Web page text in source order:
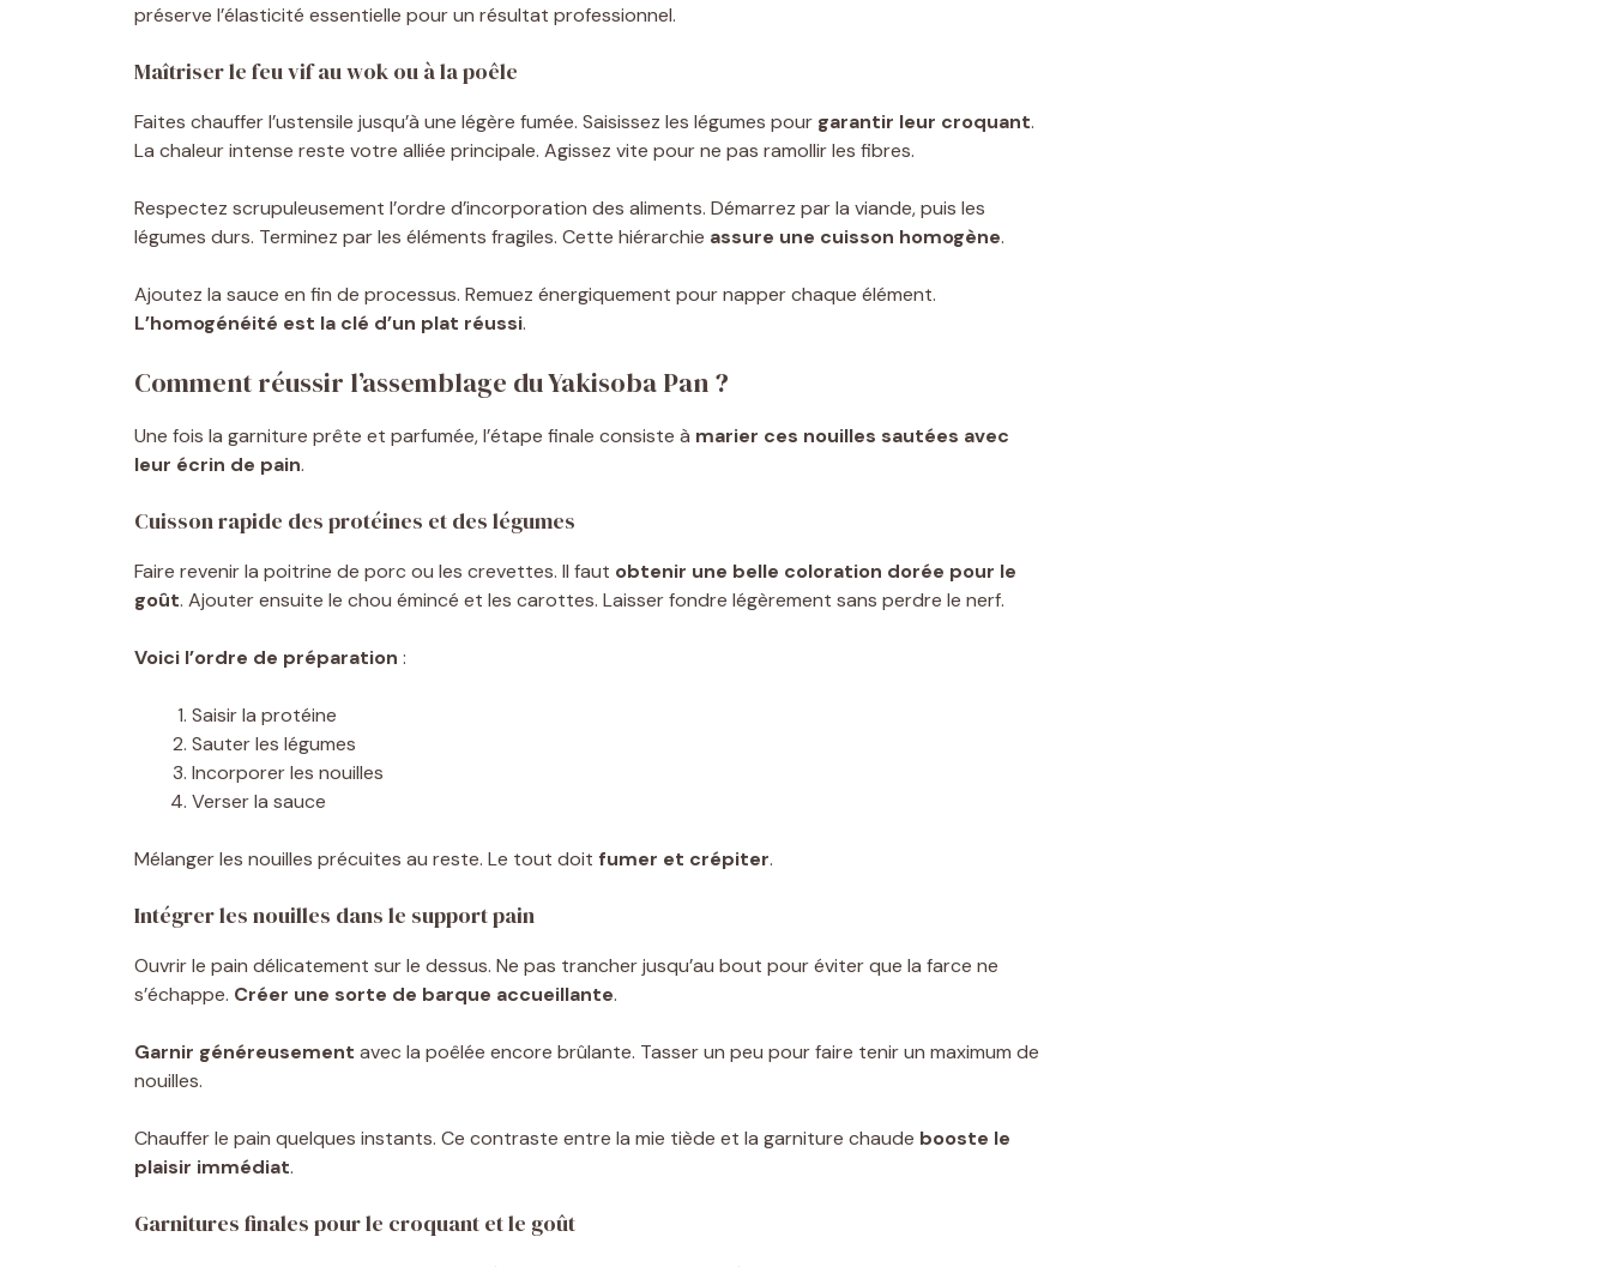
préserve l’élasticité essentielle pour un résultat professionnel.
Maîtriser le feu vif au wok ou à la poêle
Faites chauffer l’ustensile jusqu’à une légère fumée. Saisissez les légumes pour garantir leur croquant.
La chaleur intense reste votre alliée principale. Agissez vite pour ne pas ramollir les fibres.
Respectez scrupuleusement l’ordre d’incorporation des aliments. Démarrez par la viande, puis les
légumes durs. Terminez par les éléments fragiles. Cette hiérarchie assure une cuisson homogène.
Ajoutez la sauce en fin de processus. Remuez énergiquement pour napper chaque élément.
L’homogénéité est la clé d’un plat réussi.
Comment réussir l’assemblage du Yakisoba Pan ?
Une fois la garniture prête et parfumée, l’étape finale consiste à marier ces nouilles sautées avec
leur écrin de pain.
Cuisson rapide des protéines et des légumes
Faire revenir la poitrine de porc ou les crevettes. Il faut obtenir une belle coloration dorée pour le
goût. Ajouter ensuite le chou émincé et les carottes. Laisser fondre légèrement sans perdre le nerf.
Voici l’ordre de préparation :
Saisir la protéine
Sauter les légumes
Incorporer les nouilles
Verser la sauce
Mélanger les nouilles précuites au reste. Le tout doit fumer et crépiter.
Intégrer les nouilles dans le support pain
Ouvrir le pain délicatement sur le dessus. Ne pas trancher jusqu’au bout pour éviter que la farce ne
s’échappe. Créer une sorte de barque accueillante.
Garnir généreusement avec la poêlée encore brûlante. Tasser un peu pour faire tenir un maximum de
nouilles.
Chauffer le pain quelques instants. Ce contraste entre la mie tiède et la garniture chaude booste le
plaisir immédiat.
Garnitures finales pour le croquant et le goût